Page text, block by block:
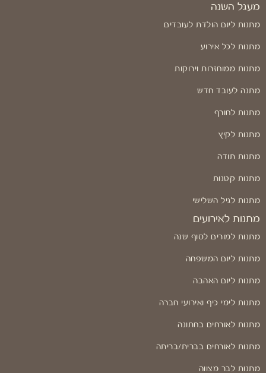
מעגל השנה
מתנות ליום הולדת לעובדים
מתנות לכל אירוע
מתנות ממוחזרות וירוקות
מתנה לעובד חדש
מתנות לחורף
מתנות לקיץ
מתנות תודה
מתנות קטנות
מתנות לגיל השלישי
מתנות לאירועים
מתנות למורים לסוף שנה
מתנות ליום המשפחה
מתנות ליום האהבה
מתנות לימי כיף ואירועי חברה
מתנות לאורחים בחתונה
מתנות לאורחים בברית/בריתה
מתנות לבר מצווה